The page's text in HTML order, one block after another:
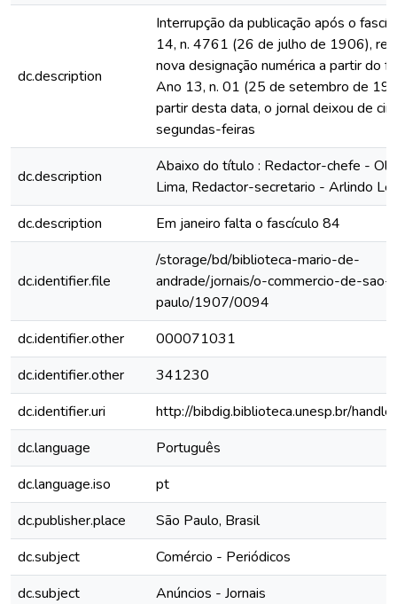
dc.description
Interrupção da publicação após o
14, n. 4761 (26 de julho de 1906),
nova designação numérica a partir do
Ano 13, n. 01 (25 de setembro de
partir desta data, o jornal deixou de
segundas-feiras
dc.description
Abaixo do título : Redactor-chefe -
Lima, Redactor-secretario - Arlindo
dc.description
Em janeiro falta o fascículo 84
dc.identifier.file
/storage/bd/biblioteca-mario-de-
andrade/jornais/o-commercio-de-sao-
paulo/1907/0094
dc.identifier.other
000071031
dc.identifier.other
341230
dc.identifier.uri
http://bibdig.biblioteca.unesp.br/
dc.language
Português
dc.language.iso
pt
dc.publisher.place
São Paulo, Brasil
dc.subject
Comércio - Periódicos
dc.subject
Anúncios - Jornais